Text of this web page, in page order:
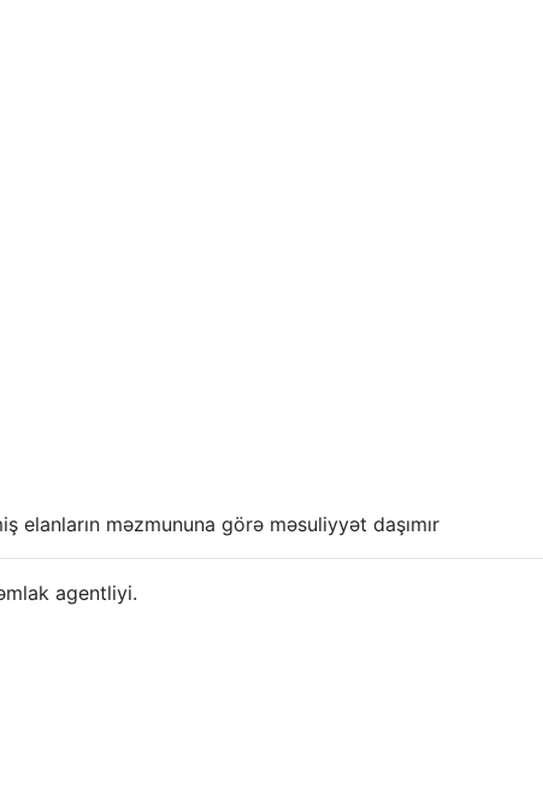
elanların məzmununa görə məsuliyyət daşımır
agentliyi.